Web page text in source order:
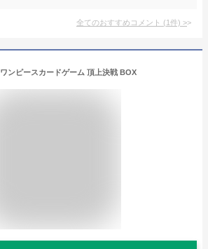
全てのおすすめコメント (1件) >
ワンピースカードゲーム 頂上決戦 BOX